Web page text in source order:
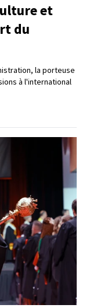
et
du
la porteuse
à l'international